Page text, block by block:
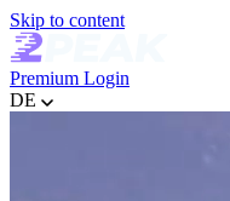
Skip to content
Premium Login
DE